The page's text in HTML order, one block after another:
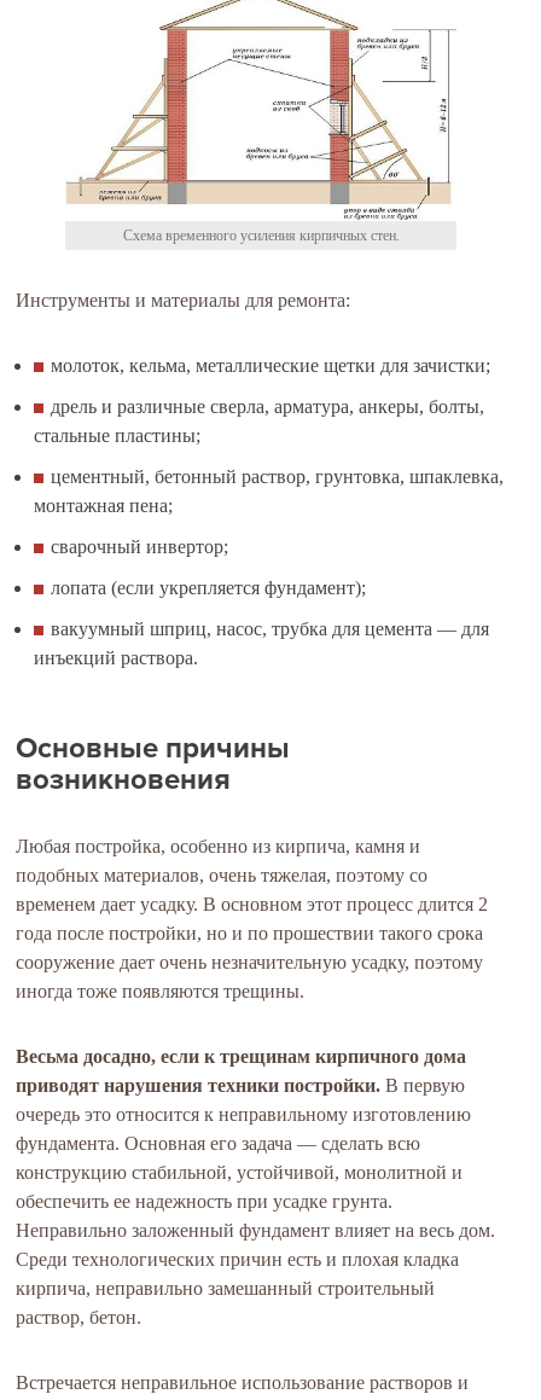
Схема временного усиления кирпичных стен.
Инструменты и материалы для ремонта:
молоток, кельма, металлические щетки для зачистки;
дрель и различные сверла, арматура, анкеры, болты,
стальные пластины;
цементный, бетонный раствор, грунтовка, шпаклевка,
монтажная пена;
сварочный инвертор;
лопата (если укрепляется фундамент);
вакуумный шприц, насос, трубка для цемента — для
инъекций раствора.
Основные причины
возникновения
Любая постройка, особенно из кирпича, камня и
подобных материалов, очень тяжелая, поэтому со
временем дает усадку. В основном этот процесс длится 2
года после постройки, но и по прошествии такого срока
сооружение дает очень незначительную усадку, поэтому
иногда тоже появляются трещины.
Весьма досадно, если к трещинам кирпичного дома
приводят нарушения техники постройки. В первую
очередь это относится к неправильному изготовлению
фундамента. Основная его задача — сделать всю
конструкцию стабильной, устойчивой, монолитной и
обеспечить ее надежность при усадке грунта.
Неправильно заложенный фундамент влияет на весь дом.
Среди технологических причин есть и плохая кладка
кирпича, неправильно замешанный строительный
раствор, бетон.
Встречается неправильное использование растворов и